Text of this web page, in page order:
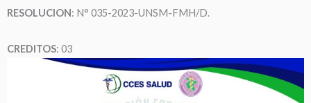
RESOLUCION: N° 035-2023-UNSM-FMH/D.
CREDITOS: 03